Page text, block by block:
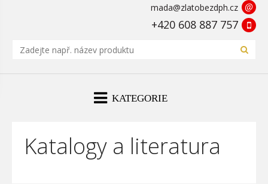
mada@zlatobezdph.cz @
+420 608 887 757
KATEGORIE
Katalogy a literatura